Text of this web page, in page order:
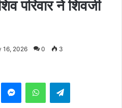
परिवार ने शिवजी
16, 2026 0 3
MessengerWhatsAppTelegram